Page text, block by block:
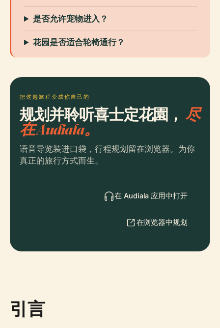
是否允许宠物进入？
花园是否适合轮椅通行？
把这趟旅程变成你自己的
规划并聆听喜士定花園， 尽
在 Audiala。
语音导览装进口袋，行程规划留在浏览器。为你
真正的旅行方式而生。
在 Audiala 应用中打开
在浏览器中规划
引言